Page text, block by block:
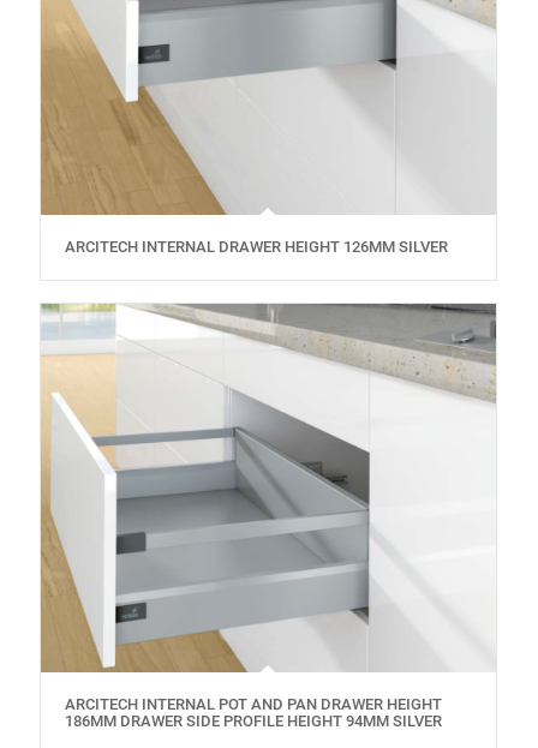
ARCITECH INTERNAL DRAWER HEIGHT 126MM SILVER
ARCITECH INTERNAL POT AND PAN DRAWER HEIGHT
186MM DRAWER SIDE PROFILE HEIGHT 94MM SILVER